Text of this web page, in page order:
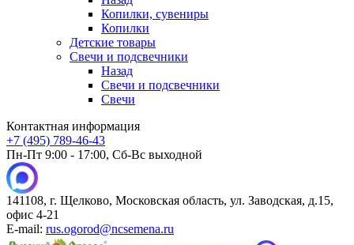
Копилки, сувениры
Копилки
Детские товары
Свечи и подсвечники
Назад
Свечи и подсвечники
Свечи
Контактная информация
+7 (495) 789-46-43
Пн-Пт 9:00 - 17:00, Сб-Вс выходной
141108, г. Щелково, Московская область, ул. Заводская, д.15,
офис 4-21
E-mail: rus.ogorod@ncsemena.ru